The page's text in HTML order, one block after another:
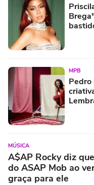
MPB
Pedro
MÚSICA
A$AP Rocky diz
do ASAP Mob ao
graça para ele